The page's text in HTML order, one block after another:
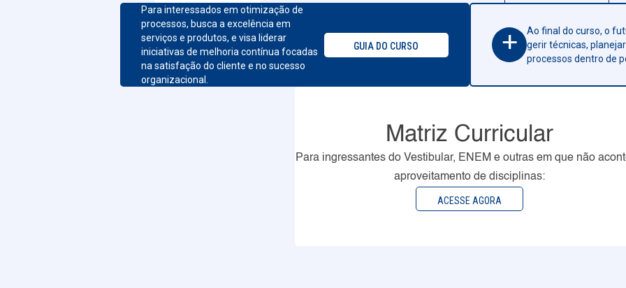
Para interessados em otimização de
processos, busca a excelência em
serviços e produtos, e visa liderar
iniciativas de melhoria contínua focadas
na satisfação do cliente e no sucesso
organizacional.
GUIA DO CURSO +
Ao final do curso, o
gerir técnicas,
processos dentro de
Matriz Curricular
Para ingressantes do Vestibular, ENEM e outras em que não
aproveitamento de disciplinas:
ACESSE AGORA